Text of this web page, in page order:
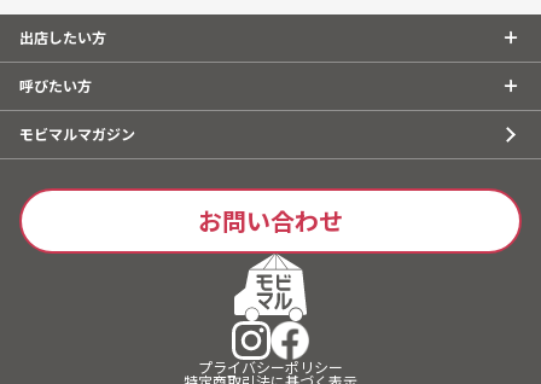
出店したい方
呼びたい方
モビマルマガジン
お問い合わせ
プライバシーポリシー